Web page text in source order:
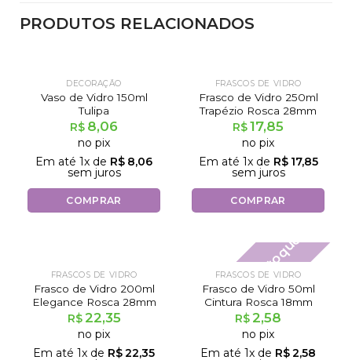
PRODUTOS RELACIONADOS
DECORAÇÃO
Vaso de Vidro 150ml
Tulipa
R$ 8,06
no pix
Em até 1x de R$ 8,06
sem juros
COMPRAR
FRASCOS DE VIDRO
Frasco de Vidro 250ml
Trapézio Rosca 28mm
R$17,85
no pix
Em até 1x de R$ 17,85
sem juros
COMPRAR
FRASCOS DE VIDRO
Frasco de Vidro 200ml
Elegance Rosca 28mm
R$22,35
no pix
Em até 1x de R$22,35
Fora de estoque
FRASCOS DE VIDRO
Frasco de Vidro 50ml
Cintura Rosca 18mm
R$2,58
no pix
Em até 1x de R$2,58